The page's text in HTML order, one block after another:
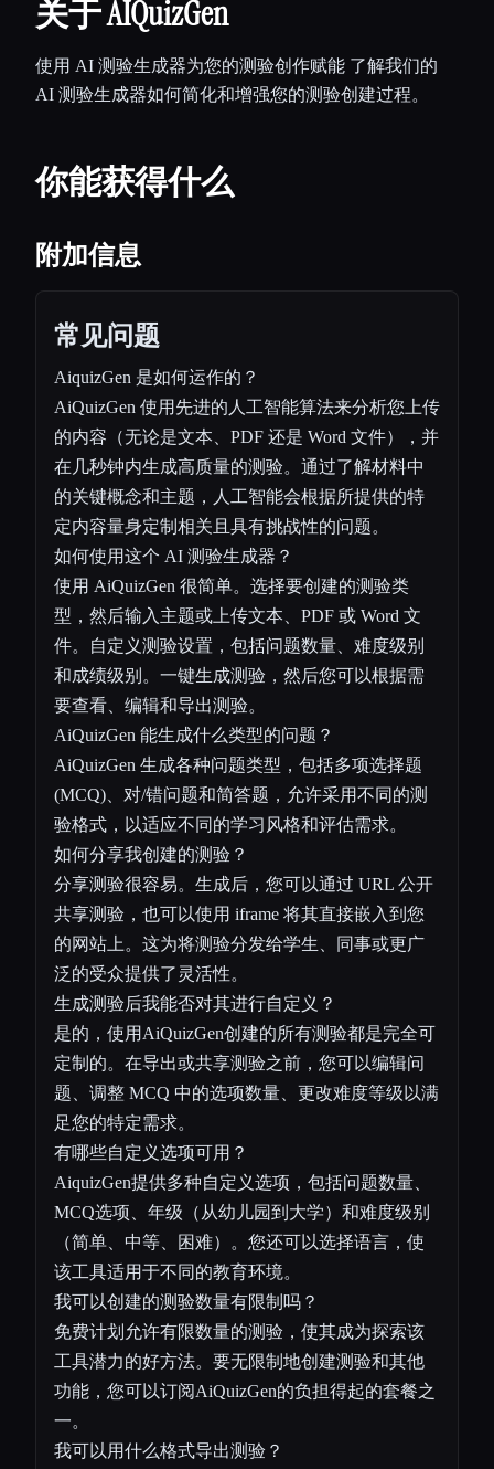
关于 AIQuizGen
使用 AI 测验生成器为您的测验创作赋能 了解我们的
AI 测验生成器如何简化和增强您的测验创建过程。
你能获得什么
附加信息
常见问题
AiquizGen 是如何运作的？
AiQuizGen 使用先进的人工智能算法来分析您上传
的内容（无论是文本、PDF 还是 Word 文件），并
在几秒钟内生成高质量的测验。通过了解材料中
的关键概念和主题，人工智能会根据所提供的特
定内容量身定制相关且具有挑战性的问题。
如何使用这个 AI 测验生成器？
使用 AiQuizGen 很简单。选择要创建的测验类
型，然后输入主题或上传文本、PDF 或 Word 文
件。自定义测验设置，包括问题数量、难度级别
和成绩级别。一键生成测验，然后您可以根据需
要查看、编辑和导出测验。
AiQuizGen 能生成什么类型的问题？
AiQuizGen 生成各种问题类型，包括多项选择题
(MCQ)、对/错问题和简答题，允许采用不同的测
验格式，以适应不同的学习风格和评估需求。
如何分享我创建的测验？
分享测验很容易。生成后，您可以通过 URL 公开
共享测验，也可以使用 iframe 将其直接嵌入到您
的网站上。这为将测验分发给学生、同事或更广
泛的受众提供了灵活性。
生成测验后我能否对其进行自定义？
是的，使用AiQuizGen创建的所有测验都是完全可
定制的。在导出或共享测验之前，您可以编辑问
题、调整 MCQ 中的选项数量、更改难度等级以满
足您的特定需求。
有哪些自定义选项可用？
AiquizGen提供多种自定义选项，包括问题数量、
MCQ选项、年级（从幼儿园到大学）和难度级别
（简单、中等、困难）。您还可以选择语言，使
该工具适用于不同的教育环境。
我可以创建的测验数量有限制吗？
免费计划允许有限数量的测验，使其成为探索该
工具潜力的好方法。要无限制地创建测验和其他
功能，您可以订阅AiQuizGen的负担得起的套餐之
一。
我可以用什么格式导出测验？